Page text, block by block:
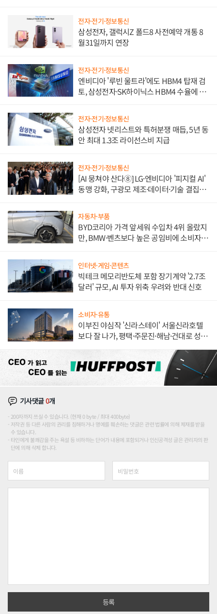
전자·전기·정보통신
삼성전자, 갤럭시Z 폴드8 사전예약 개통 8
월31일까지 연장
전자·전기·정보통신
엔비디아 '루빈 울트라'에도 HBM4 탑재 검
토, 삼성전자·SK하이닉스 HBM4 수율에 주
전자·전기·정보통신
삼성전자 넷리스트와 특허분쟁 매듭, 5년 동
안 최대 1.3조 라이선스비 지급
전자·전기·정보통신
[AI 뭉쳐야 산다⑧] LG·엔비디아 '피지컬 AI'
동맹 강화, 구광모 제조·데이터·기술 결집
자동차·부품
BYD코리아 가격 앞세워 수입차 4위 올랐지
만, BMW·벤츠보다 높은 공임비에 소비자
인터넷·게임·콘텐츠
빅테크 메모리반도체 포함 장기계약 '2.7조
달러' 규모, AI 투자 위축 우려와 반대 신호
소비자·유통
이부진 야심작 '신라스테이' 서울신라호텔
보다 잘 나가, 평택·주문진·해남·건대로 성
기사댓글0개
200자까지 쓰실 수 있습니다. (현재 0 byte / 최대 400byte)
저작권 등 다른 사람의 권리를 침해하거나 명예를 훼손하는 댓글은 관련 법률에 의해 제재를 받을
수 있습니다.
타인에게 불쾌감을 주는 욕설 등 비하하는 단어가 내용에 포함되거나 인신공격성 글은 관리자의 판
단에 의해 삭제 합니다.